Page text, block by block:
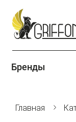
Бренды
Главная